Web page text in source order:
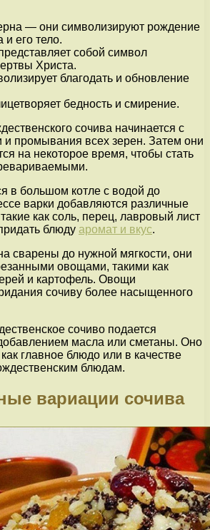
— они символизируют рождение
и его тело.
собой символ
Христа.
благодать и обновление
бедность и смирение.
сочива начинается с
и промывания всех зерен. Затем они
на некоторое время, чтобы стать
в большом котле с водой до
варки добавляются различные
как соль, перец, лавровый лист
блюду аромат и вкус.
сварены до нужной мягкости, они
овощами, такими как
и картофель. Овощи
сочиву более насыщенного
сочиво подается
масла или сметаны. Оно
главное блюдо или в качестве
блюдам.
вариации сочива